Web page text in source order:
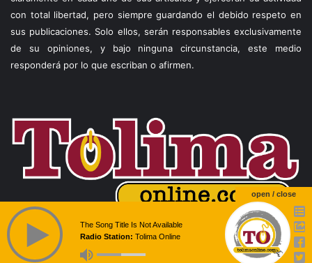
con total libertad, pero siempre guardando el debido respeto en
sus publicaciones. Solo ellos, serán responsables exclusivamente
de su opiniones, y bajo ninguna circunstancia, este medio
responderá por lo que escriban o afirmen.
open / close
The Song Title Is Not Available
Radio Station: Tolima Online